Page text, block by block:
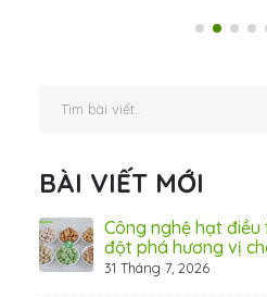
BÀI VIẾT MỚI
Công nghệ hạt
đột phá hương vị
31 Tháng 7, 2026